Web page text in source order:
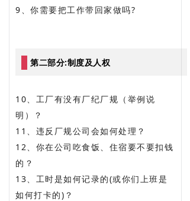
9、你需要把工作带回家做吗?
第二部分:制度及人权
10、工厂有没有厂纪厂规（举例说
明）？
11、违反厂规公司会如何处理？
12、你在公司吃食饭、住宿要不要扣钱
的？
13、工时是如何记录的(或你们上班是
如何打卡的)？